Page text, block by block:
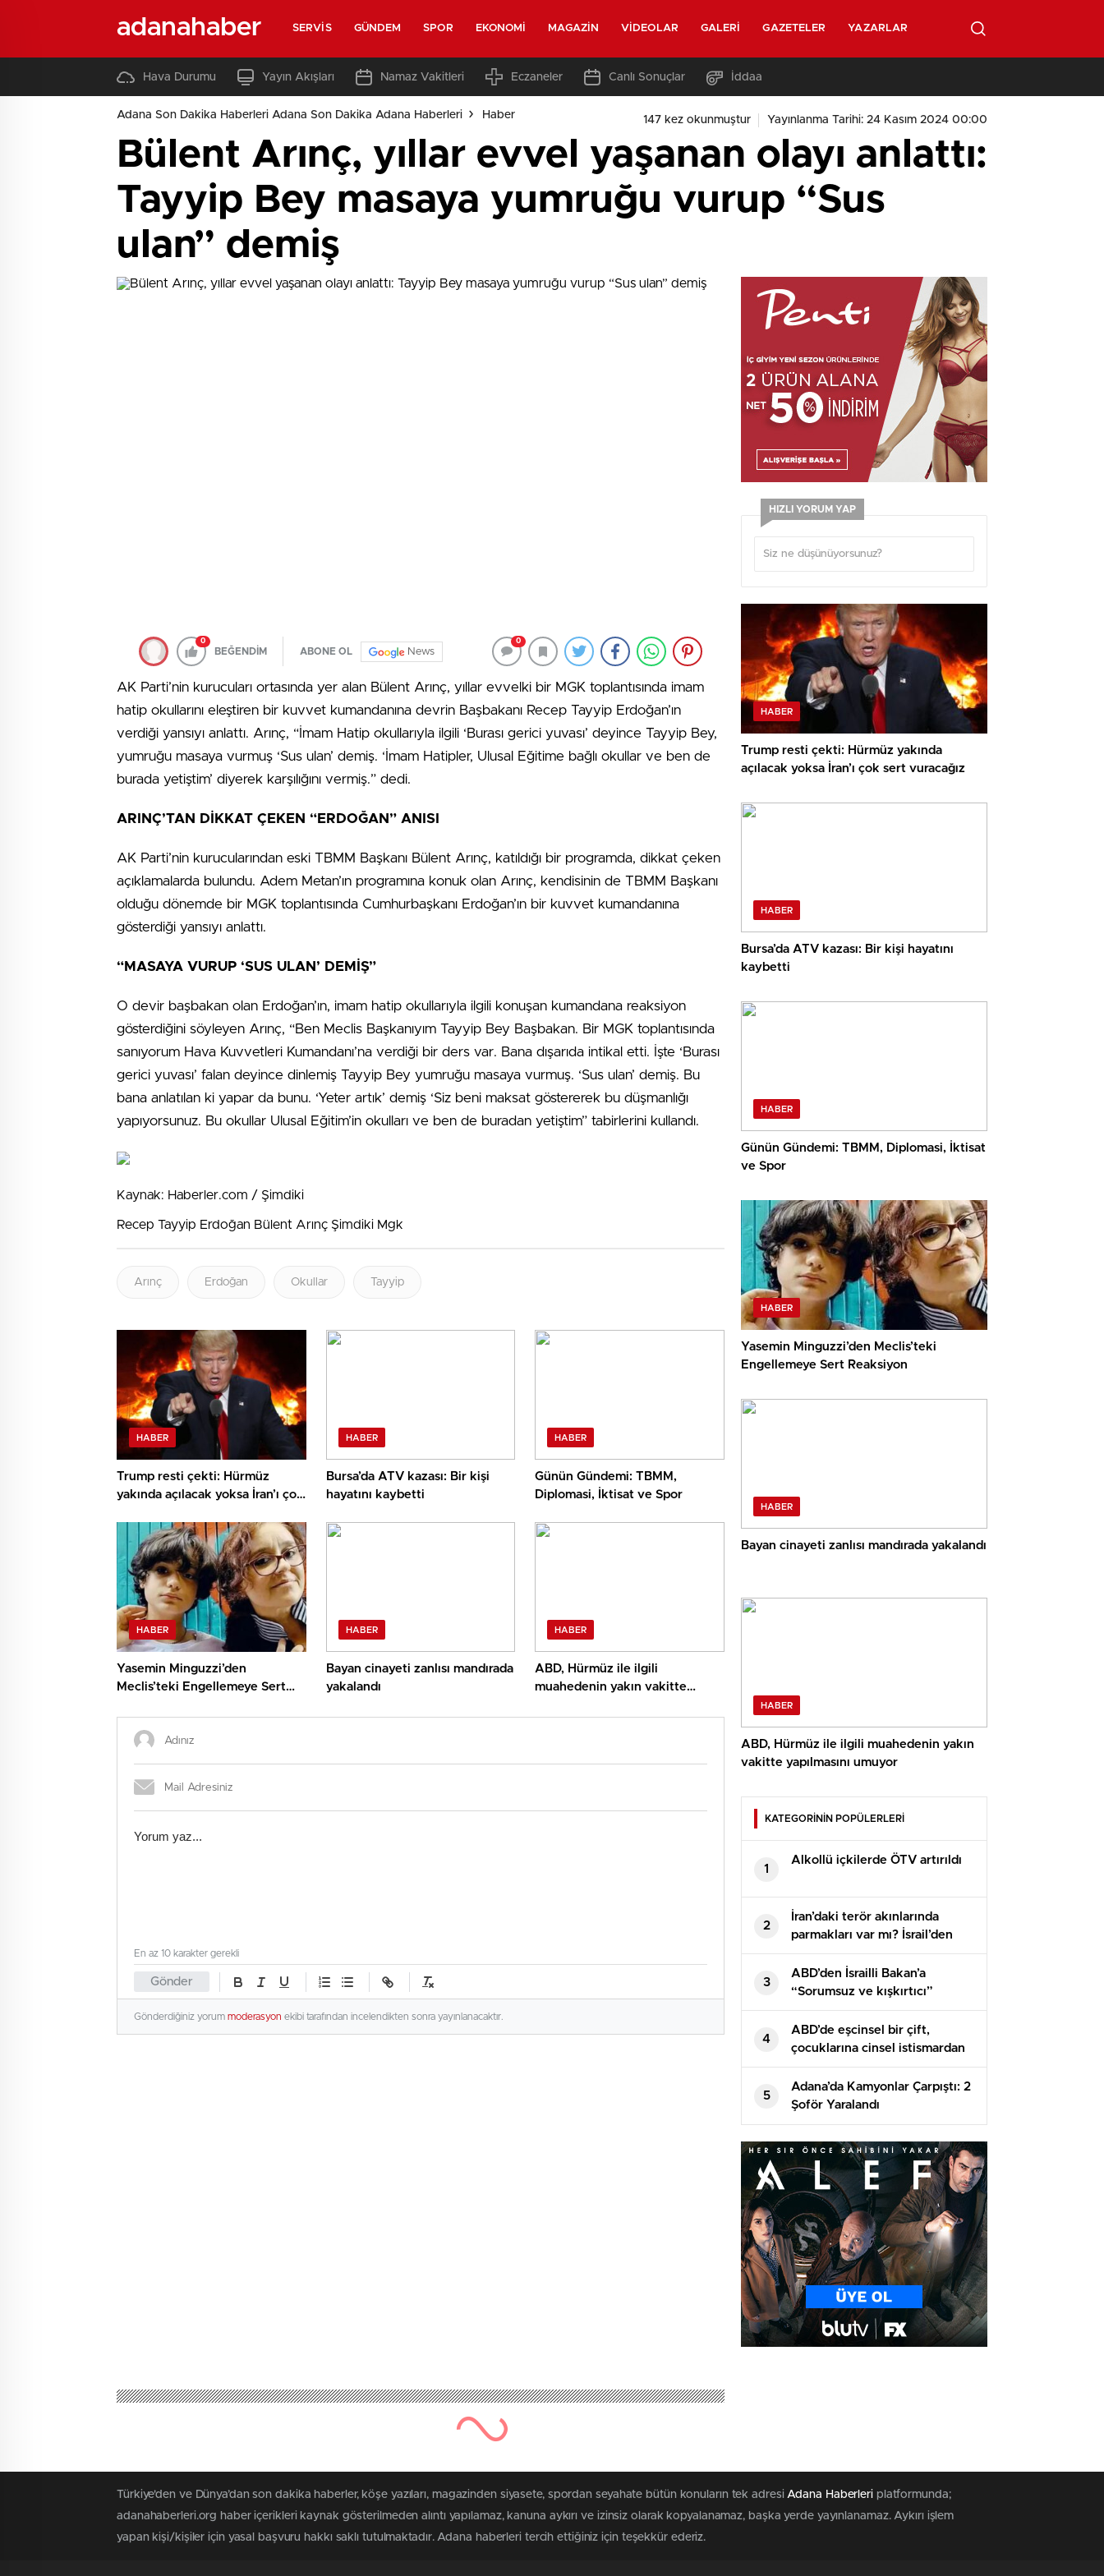
adanahaber SERVIS GÜNDEM SPOR EKONOMI MAGAZIN VIDEOLAR GALERI GAZETELER YAZARLAR
Hava Durumu Yayın Akışları Namaz Vakitleri Eczaneler Canlı Sonuçlar İddaa
Adana Son Dakika Haberleri Adana Son Dakika Adana Haberleri Haber 147 kez okunmuştur Yayınlanma Tarihi: 24 Kasım 2024 00:00
Bülent Arınç, yıllar evvel yaşanan olayı anlattı:
Tayyip Bey masaya yumruğu vurup “Sus
ulan” demiş
0
BEĞENDİM ABONE OL News
0
AK Parti’nin kurucuları ortasında yer alan Bülent Arınç, yıllar evvelki bir MGK toplantısında imam
hatip okullarını eleştiren bir kuvvet kumandanına devrin Başbakanı Recep Tayyip Erdoğan’ın
verdiği yansıyı anlattı. Arınç, “İmam Hatip okullarıyla ilgili ‘Burası gerici yuvası’ deyince Tayyip Bey,
yumruğu masaya vurmuş ‘Sus ulan’ demiş. ‘İmam Hatipler, Ulusal Eğitime bağlı okullar ve ben de
burada yetiştim’ diyerek karşılığını vermiş.” dedi.
ARINÇ’TAN DİKKAT ÇEKEN “ERDOĞAN” ANISI
AK Parti’nin kurucularından eski TBMM Başkanı Bülent Arınç, katıldığı bir programda, dikkat çeken
açıklamalarda bulundu. Adem Metan’ın programına konuk olan Arınç, kendisinin de TBMM Başkanı
olduğu dönemde bir MGK toplantısında Cumhurbaşkanı Erdoğan’ın bir kuvvet kumandanına
gösterdiği yansıyı anlattı.
“MASAYA VURUP ‘SUS ULAN’ DEMİŞ”
O devir başbakan olan Erdoğan’ın, imam hatip okullarıyla ilgili konuşan kumandana reaksiyon
gösterdiğini söyleyen Arınç, “Ben Meclis Başkanıyım Tayyip Bey Başbakan. Bir MGK toplantısında
sanıyorum Hava Kuvvetleri Kumandanı’na verdiği bir ders var. Bana dışarıda intikal etti. İşte ‘Burası
gerici yuvası’ falan deyince dinlemiş Tayyip Bey yumruğu masaya vurmuş. ‘Sus ulan’ demiş. Bu
bana anlatılan ki yapar da bunu. ‘Yeter artık’ demiş ‘Siz beni maksat göstererek bu düşmanlığı
yapıyorsunuz. Bu okullar Ulusal Eğitim’in okulları ve ben de buradan yetiştim” tabirlerini kullandı.
Kaynak: Haberler.com / Şimdiki
Recep Tayyip Erdoğan Bülent Arınç Şimdiki Mgk
Arınç Erdoğan Okullar Tayyip
HABER
Trump resti çekti: Hürmüz
yakında açılacak yoksa İran’ı çok
HABER
Bursa’da ATV kazası: Bir kişi
hayatını kaybetti
HABER
Günün Gündemi: TBMM,
Diplomasi, İktisat ve Spor
HABER
Yasemin Minguzzi’den
Meclis’teki Engellemeye Sert
HABER
Bayan cinayeti zanlısı mandırada
yakalandı
HABER
ABD, Hürmüz ile ilgili
muahedenin yakın vakitte
Gönder
En az 10 karakter gerekli
Gönderdiğiniz yorum moderasyon ekibi tarafından incelendikten sonra yayınlanacaktır.
HIZLI YORUM YAP
HABER
Trump resti çekti: Hürmüz yakında
açılacak yoksa İran’ı çok sert vuracağız
HABER
Bursa’da ATV kazası: Bir kişi hayatını
kaybetti
HABER
Günün Gündemi: TBMM, Diplomasi, İktisat
ve Spor
HABER
Yasemin Minguzzi’den Meclis’teki
Engellemeye Sert Reaksiyon
HABER
Bayan cinayeti zanlısı mandırada yakalandı
HABER
ABD, Hürmüz ile ilgili muahedenin yakın
vakitte yapılmasını umuyor
KATEGORİNİN POPÜLERLERİ
1
Alkollü içkilerde ÖTV artırıldı
2
İran’daki terör akınlarında
parmakları var mı? İsrail’den
birinci açıklama geldi
3
ABD’den İsrailli Bakan’a
“Sorumsuz ve kışkırtıcı”
suçlaması! Tıpkı sertlikte
karşılık geldi
4
ABD’de eşcinsel bir çift,
çocuklarına cinsel istismardan
100 yıl mahpus cezası aldı
5
Adana’da Kamyonlar Çarpıştı: 2
Şoför Yaralandı
Türkiye'den ve Dünya’dan son dakika haberler, köşe yazıları, magazinden siyasete, spordan seyahate bütün konuların tek adresiAdana Haberleriplatformunda;
adanahaberleri.org haber içerikleri kaynak gösterilmeden alıntı yapılamaz, kanuna aykırı ve izinsiz olarak kopyalanamaz, başka yerde yayınlanamaz. Aykırı işlem
yapan kişi/kişiler için yasal başvuru hakkı saklı tutulmaktadır. Adana haberleri tercih ettiğiniz için teşekkür ederiz.